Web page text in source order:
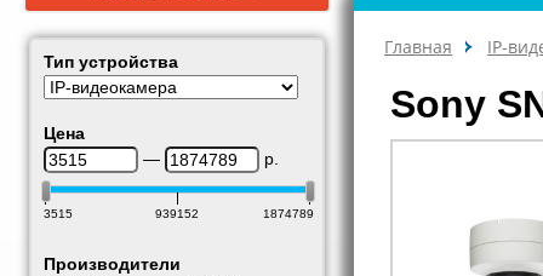
Тип устройства
Цена
—
р.
3515 939152 1874789
Производители
Главная IP-
Sony